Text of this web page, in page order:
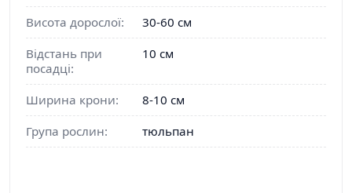
Висота дорослої:
30-60 см
Відстань при
посадці:
10 см
Ширина крони:
8-10 см
Група рослин:
тюльпан